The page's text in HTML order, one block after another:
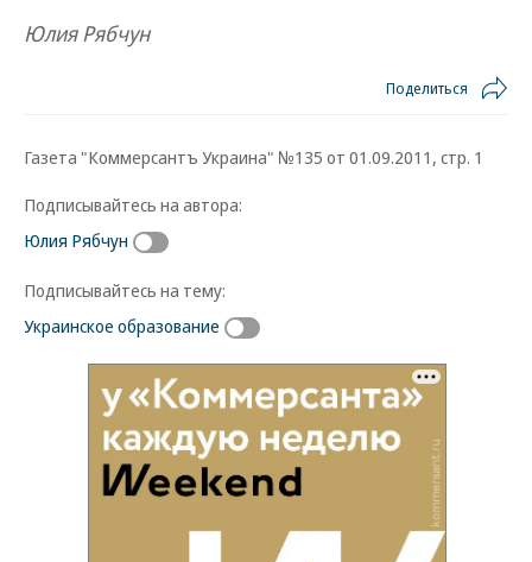
Юлия Рябчун
Поделиться
Газета "Коммерсантъ Украина" №135 от 01.09.2011, стр. 1
Подписывайтесь на автора:
Юлия Рябчун
Подписывайтесь на тему:
Украинское образование